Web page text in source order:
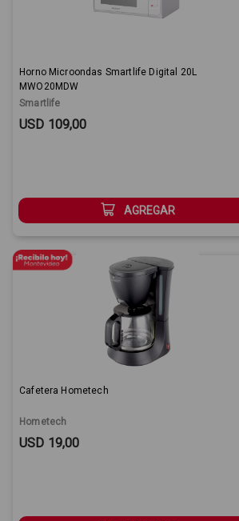
Horno Microondas Smartlife Digital 20L
MWO20MDW
Smartlife
Sale Price:
USD 109,00
AGREGAR
Cafetera Hometech
Hometech
Sale Price:
USD 19,00